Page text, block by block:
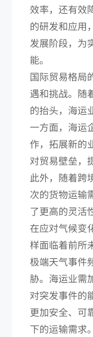
效率，还有效
的研发和应用
发展阶段，为
能。
国际贸易格局
遇和挑战。随
的抬头，海运
一方面，海运
作，拓展新的
对贸易壁垒，
此外，随着跨
次的货物运输
了更高的灵活
在应对气候变
样面临着前所
极端天气事件
胁。海运业需
对突发事件的
更加安全、可
下的运输需求。